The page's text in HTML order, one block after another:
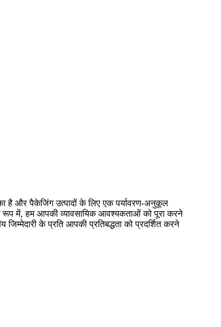
है और पैकेजिंग उत्पादों के लिए एक पर्यावरण-अनुकूल
रूप में, हम आपकी व्यावसायिक आवश्यकताओं को पूरा करने
के प्रति आपकी प्रतिबद्धता को प्रदर्शित करने